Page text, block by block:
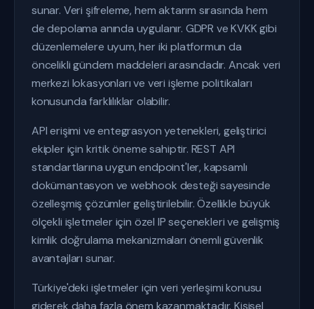
sunar. Veri şifreleme, hem aktarım sırasında hem
de depolama anında uygulanır. GDPR ve KVKK gibi
düzenlemelere uyum, her iki platformun da
öncelikli gündem maddeleri arasındadır. Ancak veri
merkezi lokasyonları ve veri işleme politikaları
konusunda farklılıklar olabilir.
API erişimi ve entegrasyon yetenekleri, geliştirici
ekipler için kritik öneme sahiptir. REST API
standartlarına uygun endpoint'ler, kapsamlı
dokümantasyon ve webhook desteği sayesinde
özelleşmiş çözümler geliştirilebilir. Özellikle büyük
ölçekli işletmeler için özel IP seçenekleri ve gelişmiş
kimlik doğrulama mekanizmaları önemli güvenlik
avantajları sunar.
Türkiye'deki işletmeler için veri yerleşimi konusu
giderek daha fazla önem kazanmaktadır. Kişisel